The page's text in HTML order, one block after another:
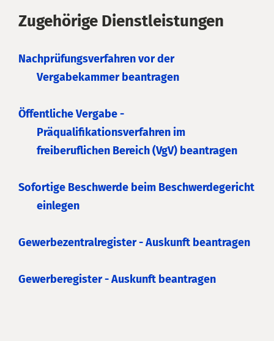
Zugehörige Dienstleistungen
Nachprüfungsverfahren vor der
Vergabekammer beantragen
Öffentliche Vergabe -
Präqualifikationsverfahren im
freiberuflichen Bereich (VgV) beantragen
Sofortige Beschwerde beim Beschwerdegericht
einlegen
Gewerbezentralregister - Auskunft beantragen
Gewerberegister - Auskunft beantragen